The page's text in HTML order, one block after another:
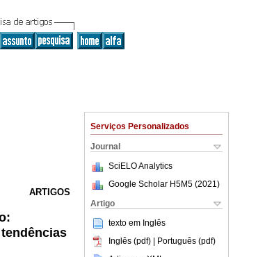
Serviços Personalizados
Journal
SciELO Analytics
Google Scholar H5M5 (2021 )
Artigo
texto em Inglês
Inglês (pdf) | Português (pdf)
ARTIGOS